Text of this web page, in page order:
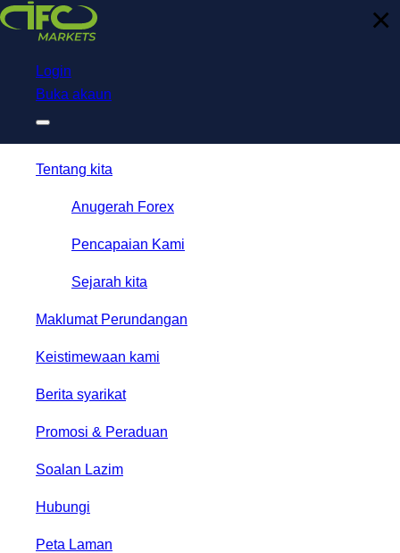
NetTradeX for IFC Markets
Trading App
Login
Buka akaun
Tentang kita
Anugerah Forex
Pencapaian Kami
Sejarah kita
Maklumat Perundangan
Keistimewaan kami
Berita syarikat
Promosi & Peraduan
Soalan Lazim
Hubungi
Peta Laman
×